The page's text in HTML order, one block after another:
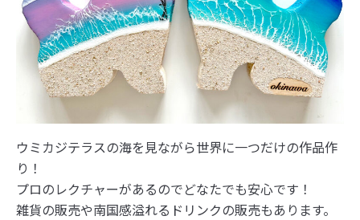
ウミカジテラスの海を見ながら世界に一つだけの作品作
り！
プロのレクチャーがあるのでどなたでも安心です！
雑貨の販売や南国感溢れるドリンクの販売もあります。